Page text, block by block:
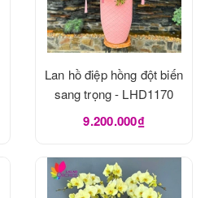
Lan hồ điệp hồng đột biến
sang trọng - LHD1170
9.200.000₫